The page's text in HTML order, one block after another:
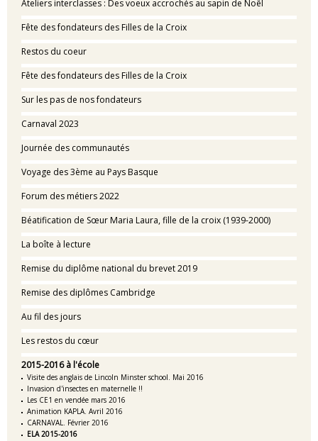
Ateliers interclasses : Des voeux accrochés au sapin de Noêl
Fête des fondateurs des Filles de la Croix
Restos du coeur
Fête des fondateurs des Filles de la Croix
Sur les pas de nos fondateurs
Carnaval 2023
Journée des communautés
Voyage des 3ème au Pays Basque
Forum des métiers 2022
Béatification de Sœur Maria Laura, fille de la croix (1939-2000)
La boîte à lecture
Remise du diplôme national du brevet 2019
Remise des diplômes Cambridge
Au fil des jours
Les restos du cœur
2015-2016 à l'école
Visite des anglais de Lincoln Minster school. Mai 2016
Invasion d'insectes en maternelle !!
Les CE1 en vendée mars 2016
Animation KAPLA. Avril 2016
CARNAVAL. Février 2016
ELA 2015-2016